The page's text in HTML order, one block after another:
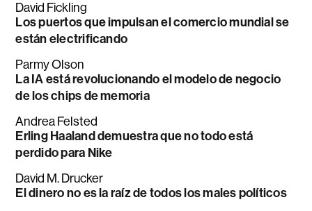
David Fickling
Los puertos que impulsan el comercio mundial se
están electrificando
Parmy Olson
La IA está revolucionando el modelo de negocio
de los chips de memoria
Andrea Felsted
Erling Haaland demuestra que no todo está
perdido para Nike
David M. Drucker
El dinero no es la raíz de todos los males políticos